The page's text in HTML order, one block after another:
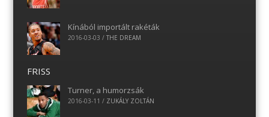
Kínából importált rakéták
2016-03-03 / THE DREAM
FRISS
Turner, a humorzsák
2016-03-11 / ZUKÁLY ZOLTÁN